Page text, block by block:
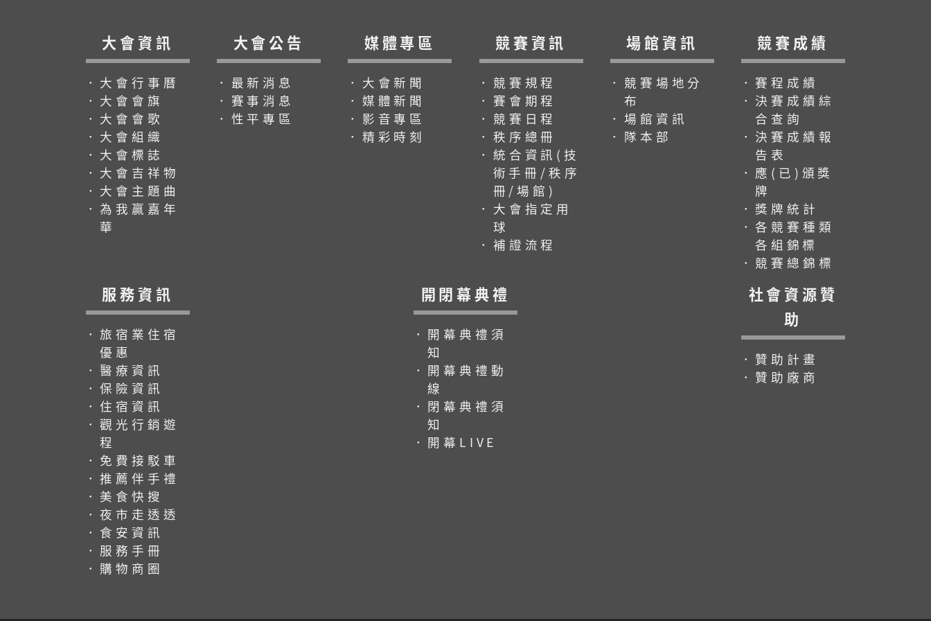
大會資訊
．大會行事曆
．大會會旗
．大會會歌
．大會組織
．大會標誌
．大會吉祥物
．大會主題曲
．為我贏嘉年
華
大會公告
．最新消息
．賽事消息
．性平專區
媒體專區
．大會新聞
．媒體新聞
．影音專區
．精彩時刻
競賽資訊
．競賽規程
．賽會期程
．競賽日程
．秩序總冊
．統合資訊(技
術手冊/秩序
冊/場館)
．大會指定用
球
．補證流程
場館資訊
．競賽場地分
布
．場館資訊
．隊本部
競賽成績
．賽程成績
．決賽成績綜
合查詢
．決賽成績報
告表
．應(已)頒獎
牌
．獎牌統計
．各競賽種類
各組錦標
．競賽總錦標
服務資訊
．旅宿業住宿
優惠
．醫療資訊
．保險資訊
．住宿資訊
．觀光行銷遊
程
．免費接駁車
．推薦伴手禮
．美食快搜
．夜市走透透
．食安資訊
．服務手冊
．購物商圈
開閉幕典禮
．開幕典禮須
知
．開幕典禮動
線
．閉幕典禮須
知
．開幕LIVE
社會資源贊
助
．贊助計畫
．贊助廠商